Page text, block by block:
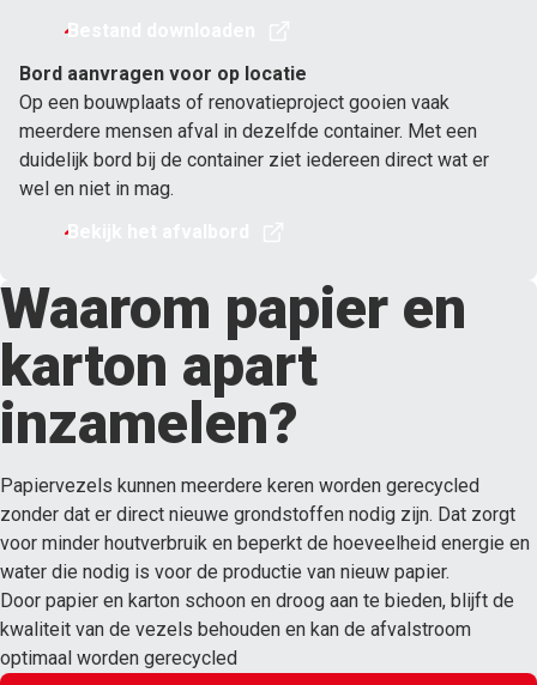
Bestand downloaden
Bord aanvragen voor op locatie
Op een bouwplaats of renovatieproject gooien vaak
meerdere mensen afval in dezelfde container. Met een
duidelijk bord bij de container ziet iedereen direct wat er
wel en niet in mag.
Bekijk het afvalbord
Waarom papier en
karton apart
inzamelen?
Papiervezels kunnen meerdere keren worden gerecycled
zonder dat er direct nieuwe grondstoffen nodig zijn. Dat zorgt
voor minder houtverbruik en beperkt de hoeveelheid energie en
water die nodig is voor de productie van nieuw papier.
Door papier en karton schoon en droog aan te bieden, blijft de
kwaliteit van de vezels behouden en kan de afvalstroom
optimaal worden gerecycled